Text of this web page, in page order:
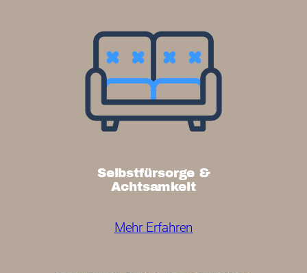
Selbstfürsorge &
Achtsamkeit
Mehr Erfahren